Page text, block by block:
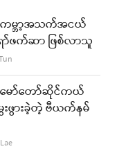
မ္ဘာ့အသက်အငယ်
ဖက်ဆာ ဖြစ်လာသူ
ော်တော်ဆိုင်ကယ်
းဖွားခဲ့တဲ့ ဗီယက်နမ်